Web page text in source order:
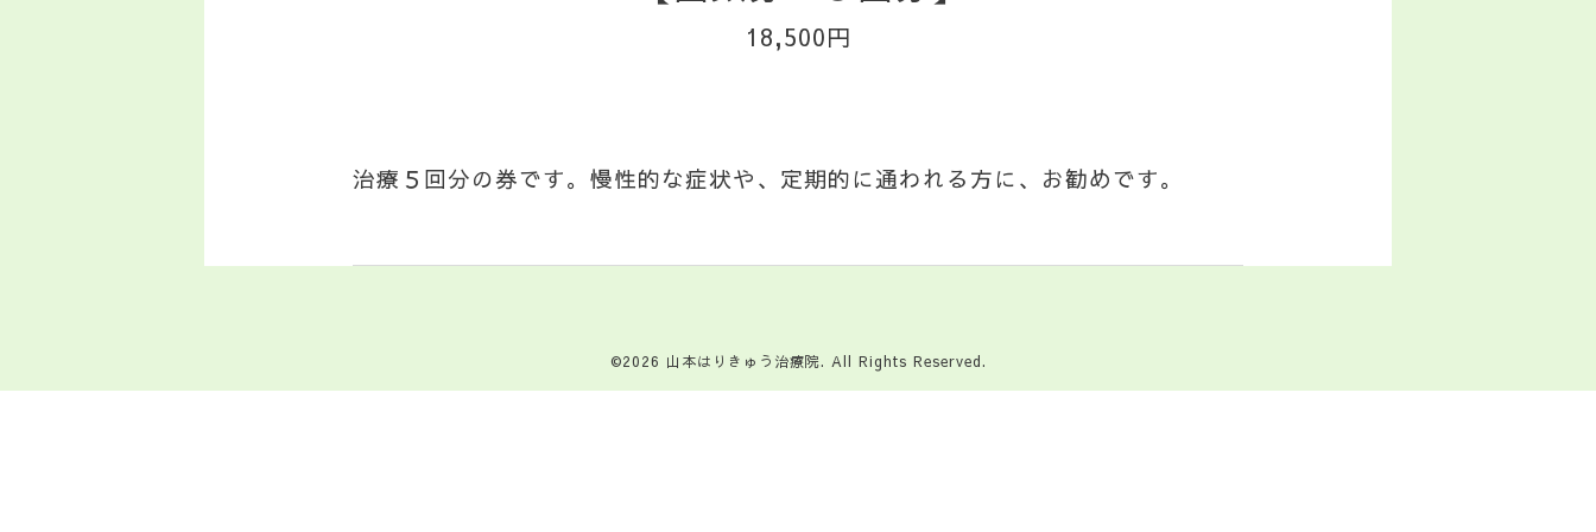
18,500円
治療５回分の券です。慢性的な症状や、定期的に通われる方に、お勧めです。
©2026 山本はりきゅう治療院. All Rights Reserved.